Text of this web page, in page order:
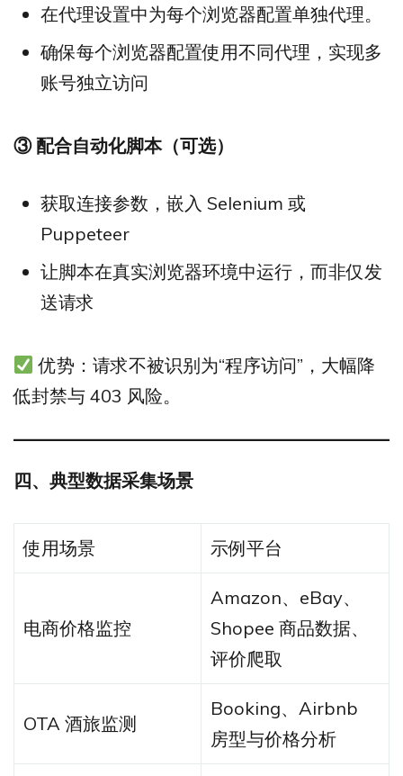
在代理设置中为每个浏览器配置单独代理。
确保每个浏览器配置使用不同代理，实现多
账号独立访问
③配合自动化脚本（可选）
获取连接参数，嵌入 Selenium 或
Puppeteer
让脚本在真实浏览器环境中运行，而非仅发
送请求
优势：请求不被识别为“程序访问”，大幅降
低封禁与 403 风险。
四、典型数据采集场景
使用场景 示例平台
电商价格监控
Amazon、eBay、
Shopee 商品数据、
评价爬取
OTA 酒旅监测
Booking、Airbnb
房型与价格分析